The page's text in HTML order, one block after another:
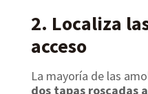
2. Localiza
acceso
La mayoría de las
dos tapas roscadas